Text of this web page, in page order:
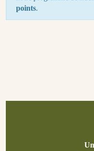
points.